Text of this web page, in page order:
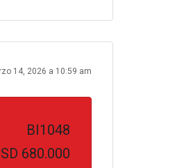
14, 2026 a 10:59 am
BI1048
680.000